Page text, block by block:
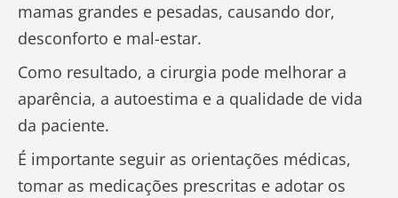
mamas grandes e pesadas, causando dor,
desconforto e mal-estar.
Como resultado, a cirurgia pode melhorar a
aparência, a autoestima e a qualidade de vida
da paciente.
É importante seguir as orientações médicas,
tomar as medicações prescritas e adotar os